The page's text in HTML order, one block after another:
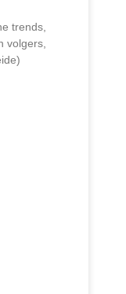
trends,
volgers,